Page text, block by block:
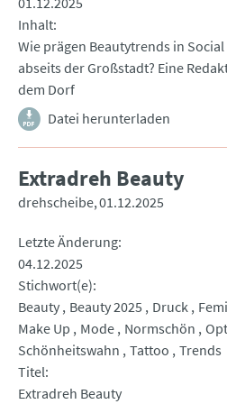
Inhalt
Wie prägen Beautytrends in
abseits der Großstadt? Eine
dem Dorf
Datei herunterladen
Extradreh Beauty
drehscheibe 01.12.2025
Letzte Änderung
04.12.2025
Stichwort(e)
Beauty Beauty 2025 Druck
Make Up
Mode Normschön
Schönheitswahn Tattoo Trends
Titel
Extradreh Beauty